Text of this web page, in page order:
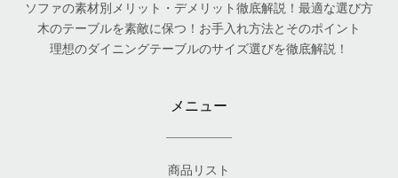
ソファの素材別メリット・デメリット徹底解説！最適な選び方
木のテーブルを素敵に保つ！お手入れ方法とそのポイント
理想のダイニングテーブルのサイズ選びを徹底解説！
メニュー
商品リスト